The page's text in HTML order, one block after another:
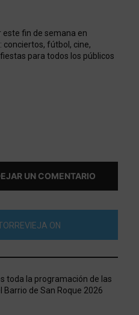
este fin de semana en
conciertos, fútbol, cine,
para todos los públicos
UN COMENTARIO
ON
toda la programación de las
Barrio de San Roque 2026